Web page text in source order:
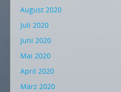
August 2020
Juli 2020
Juni 2020
Mai 2020
April 2020
März 2020